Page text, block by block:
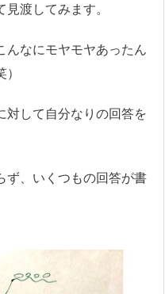
渡してみます。
んなにモヤモヤあったん
対して自分なりの回答を
ず、いくつもの回答が書